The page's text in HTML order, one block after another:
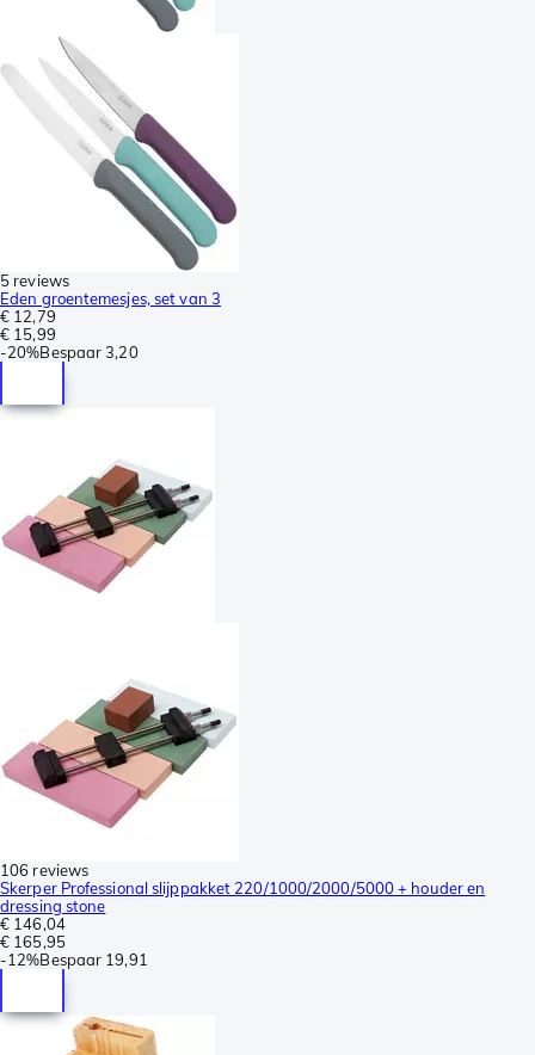
5 reviews
Eden groentemesjes, set van 3
€ 12,79
€ 15,99
-20%Bespaar 3,20
106 reviews
Skerper Professional slijppakket 220/1000/2000/5000 + houder en
dressing stone
€ 146,04
€ 165,95
-12%Bespaar 19,91